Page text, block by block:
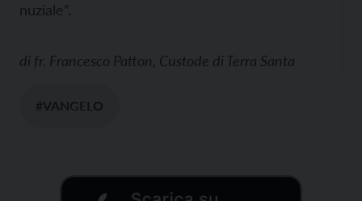
nuziale”.
di fr. Francesco Patton, Custode di Terra Santa
#VANGELO